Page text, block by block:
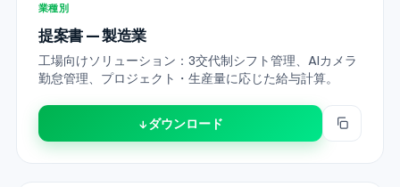
業種別
提案書 — 製造業
工場向けソリューション：3交代制シフト管理、AIカメラ
勤怠管理、プロジェクト・生産量に応じた給与計算。
↓ ダウンロード